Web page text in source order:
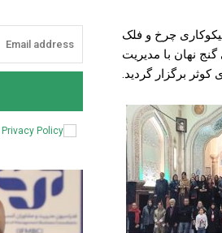
نیکوکاری چرخ و فلک
نهان با مدیریت
برگزار گردید.
Privacy Policy